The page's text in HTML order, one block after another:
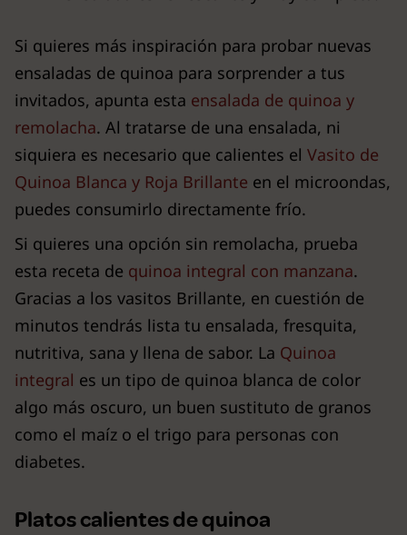
Si quieres más inspiración para probar nuevas
ensaladas de quinoa para sorprender a tus
invitados, apunta esta ensalada de quinoa y
remolacha. Al tratarse de una ensalada, ni
siquiera es necesario que calientes el Vasito de
Quinoa Blanca y Roja Brillante en el microondas,
puedes consumirlo directamente frío.
Si quieres una opción sin remolacha, prueba
esta receta de quinoa integral con manzana.
Gracias a los vasitos Brillante, en cuestión de
minutos tendrás lista tu ensalada, fresquita,
nutritiva, sana y llena de sabor. La Quinoa
integral es un tipo de quinoa blanca de color
algo más oscuro, un buen sustituto de granos
como el maíz o el trigo para personas con
diabetes.
Platos calientes de quinoa